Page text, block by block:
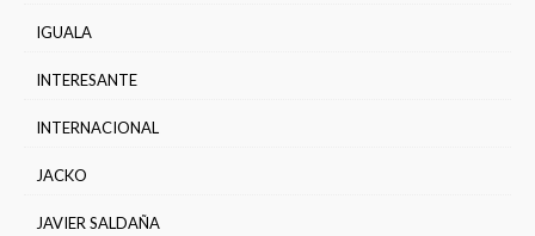
IGUALA
INTERESANTE
INTERNACIONAL
JACKO
JAVIER SALDAÑA